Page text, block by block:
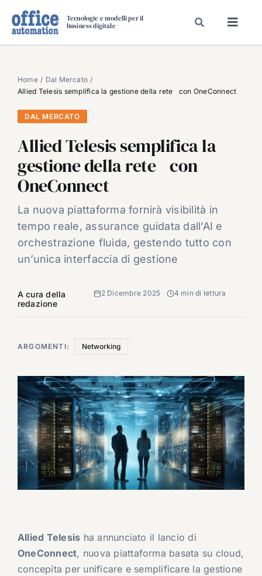
Tecnologie e modelli per il
business digitale
SPECIAL PAPER
TAVOLE ROTONDE DI REDAZIONE
DAL MERCATO
CARRIERE
VIDEO
EVENTI
CHI SIAMO
Home
Dal Mercato
Allied Telesis semplifica la gestione della rete con OneConnect
DAL MERCATO
Allied Telesis semplifica la
gestione della rete con
OneConnect
La nuova piattaforma fornirà visibilità in
tempo reale, assurance guidata dall’AI e
orchestrazione fluida, gestendo tutto con
un’unica interfaccia di gestione
A cura della
redazione
2 Dicembre 2025 4 min di lettura
ARGOMENTI: Networking
Allied Telesis ha annunciato il lancio di
OneConnect, nuova piattaforma basata su cloud,
concepita per unificare e semplificare la gestione